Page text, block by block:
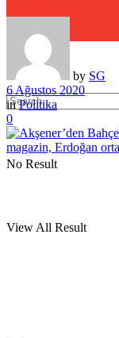
No Result
View All Result
by SG
6 Ağustos 2020
in Politika
0